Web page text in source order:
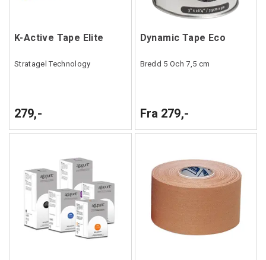
K-Active Tape Elite
Stratagel Technology
279,-
Dynamic Tape Eco
Bredd 5 Och 7,5 cm
Fra 279,-